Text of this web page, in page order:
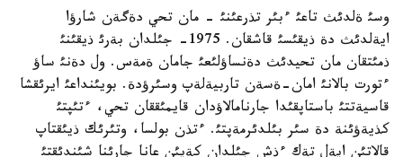
وسئ ةلدئث تاعئ ءبئر تذرعئنئ - مان تحي دةگةن شارؤا
ايةلدئث دة ذيقئسئ قاشقان. 1975- جئلدان بةرئ ذيقئنئ
ذمئتقان مان تحيدئث دةنساؤلئعئ جامان ةمةس. ول دةنئ ساؤ
ءتورت بالانئ امان-ةسةن تاربيةلةپ وسئرؤدة. بويئنداعئ ايرئقشا
قاسيةتتئ باستاپقئدا جارنامالاؤدان قايمئققان تحي، ءتئپتئ
كذيةؤئنة دة سئر بئلدئرمةپتئ. ءتذن بولسا، وتئرئك ذيئقتاپ